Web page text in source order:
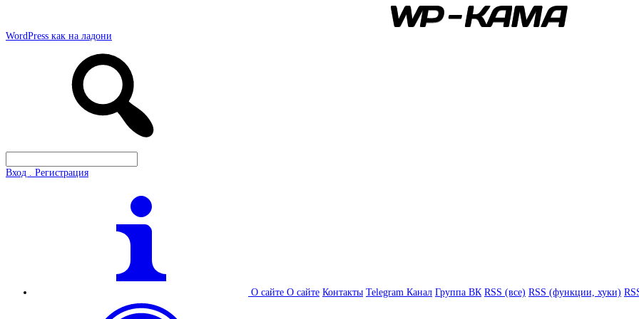
WordPress как на ладони
Вход . Регистрация
О сайте О сайте Контакты Telegram Канал Группа ВК RSS (все) RSS (функции, хуки)